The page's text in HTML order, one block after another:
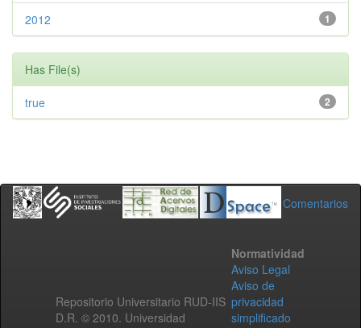
1
2012
Has File(s)
2
true
Comentarios
Repositorio Universitario RUD-IIS
D.R. © 2010. Universidad
Normatividad
Aviso Legal
Aviso de
privacidad
simplificado